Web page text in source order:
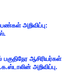
அறிவிப்பு:
ஆசிரியர்கள்
அறிவிப்பு.